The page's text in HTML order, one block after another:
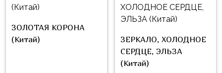
ЗОЛОТАЯ КОРОНА
(Китай)
ЗЕРКАЛО, ХОЛОДНОЕ
СЕРДЦЕ, ЭЛЬЗА
(Китай)
Куклы
Для